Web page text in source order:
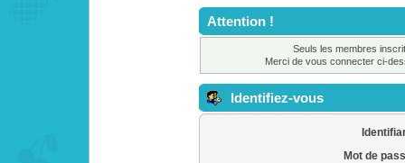
Attention !
Seuls les membres
Merci de vous connecter ci-
Identifiez-vous
Mot de